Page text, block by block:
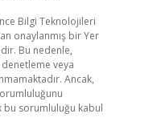
Bilgi Teknolojileri
onaylanmış bir Yer
Bu nedenle,
veya
Ancak,
bu sorumluluğu kabul